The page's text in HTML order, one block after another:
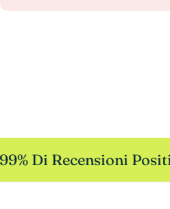
Di Recensioni